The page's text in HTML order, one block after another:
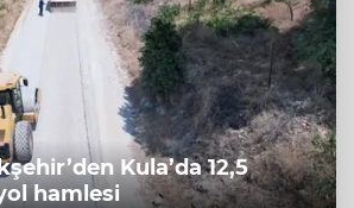
Kula’da 12,5
hamlesi